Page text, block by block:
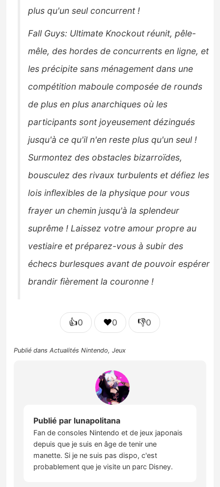
plus qu'un seul concurrent !
Fall Guys: Ultimate Knockout réunit, pêle-
mêle, des hordes de concurrents en ligne, et
les précipite sans ménagement dans une
compétition maboule composée de rounds
de plus en plus anarchiques où les
participants sont joyeusement dézingués
jusqu'à ce qu'il n'en reste plus qu'un seul !
Surmontez des obstacles bizarroïdes,
bousculez des rivaux turbulents et défiez les
lois inflexibles de la physique pour vous
frayer un chemin jusqu'à la splendeur
suprême ! Laissez votre amour propre au
vestiaire et préparez-vous à subir des
échecs burlesques avant de pouvoir espérer
brandir fièrement la couronne !
👍0 ❤️0 👎0
Publié dansActualités Nintendo,Jeux
Publié par lunapolitana
Fan de consoles Nintendo et de jeux japonais
depuis que je suis en âge de tenir une
manette. Si je ne suis pas dispo, c'est
probablement que je visite un parc Disney.